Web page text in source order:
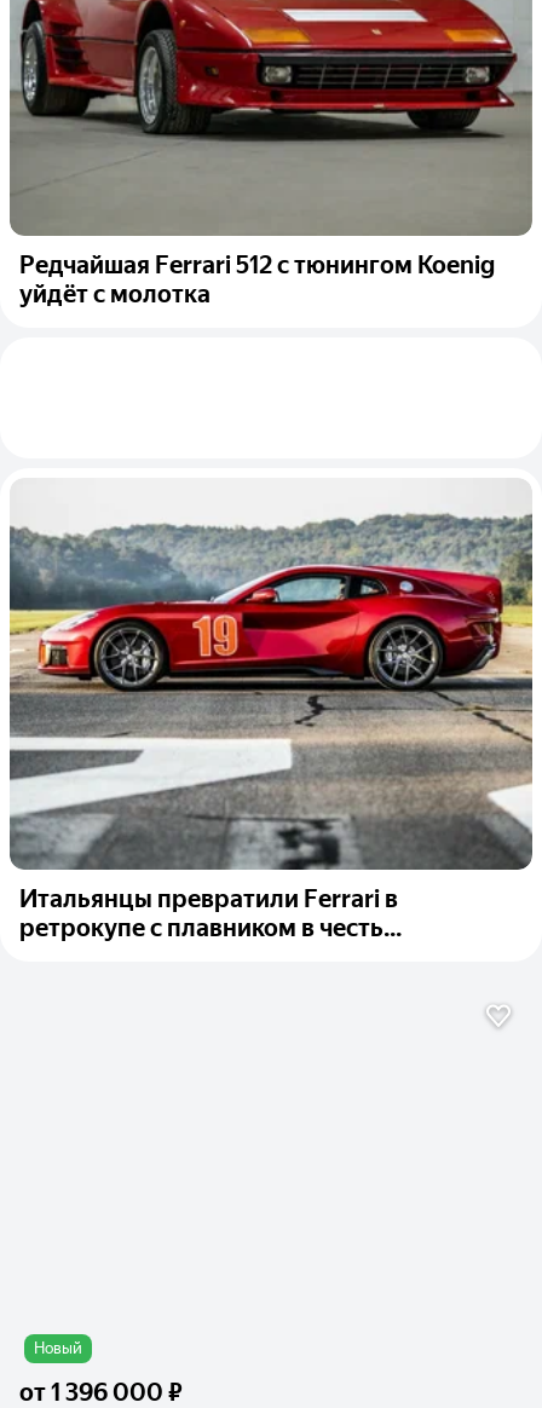
Редчайшая Ferrari 512 с тюнингом Koenig
уйдёт с молотка
Итальянцы превратили Ferrari в
ретрокупе с плавником в честь...
Новый
от1 396 000 ₽